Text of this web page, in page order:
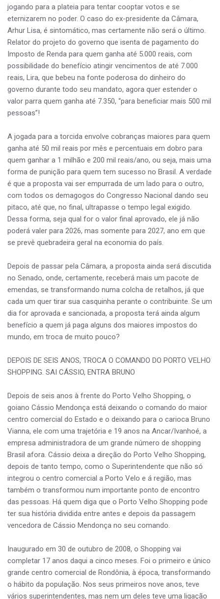
jogando para a plateia para tentar cooptar votos e se
eternizarem no poder. O caso do ex-presidente da Câmara,
Arhur Lisa, é sintomático, mas certamente não será o último.
Relator do projeto do governo que isenta de pagamento do
Imposto de Renda para quem ganha até 5.000 reais, com
possibilidade do benefício atingir vencimentos de até 7.000
reais, Lira, que bebeu na fonte poderosa do dinheiro do
governo durante todo seu mandato, agora quer estender o
valor parra quem ganha até 7.350, “para beneficiar mais 500 mil
pessoas”!
A jogada para a torcida envolve cobranças maiores para quem
ganha até 50 mil reais por mês e percentuais em dobro para
quem ganhar a 1 milhão e 200 mil reais/ano, ou seja, mais uma
forma de punição para quem tem sucesso no Brasil. A verdade
é que a proposta vai ser empurrada de um lado para o outro,
com todos os demagogos do Congresso Nacional dando seu
pitaco, até que, no final, ultrapasse o tempo legal exigido.
Dessa forma, seja qual for o valor final aprovado, ele já não
poderá valer para 2026, mas somente para 2027, ano em que
se prevê quebradeira geral na economia do país.
Depois de passar pela Câmara, a proposta ainda será discutida
no Senado, onde, certamente, receberá mais um pacote de
emendas, se transformando numa colcha de retalhos, já que
cada um quer tirar sua casquinha perante o contribuinte. Se um
dia for aprovada e sancionada, a proposta terá ainda algum
benefício a quem já paga alguns dos maiores impostos do
mundo, em troca de muito pouco?
DEPOIS DE SEIS ANOS, TROCA O COMANDO DO PORTO VELHO
SHOPPING. SAI CÁSSIO, ENTRA BRUNO
Depois de seis anos à frente do Porto Velho Shopping, o
goiano Cássio Mendonça está deixando o comando do maior
centro comercial do Estado e o deixando para o carioca Bruno
Vianna, ele com uma trajetória e 19 anos na Ancar/Ivanhoé, a
empresa administradora de um grande número de shopping
Brasil afora. Cássio deixa a direção do Porto Velho Shopping,
depois de tanto tempo, como o Superintendente que não só
integrou o centro comercial a Porto Velo e á região, mas
também o transformou num importante ponto de encontro
das pessoas. Há quem diga que o Porto Velho Shopping pode
ter sua história dividida entre antes e depois da passagem
vencedora de Cássio Mendonça no seu comando.
Inaugurado em 30 de outubro de 2008, o Shopping vai
completar 17 anos daqui a cinco meses. Foi o primeiro e único
grande centro comercial de Rondônia, à época, transformando
o hábito da população. Nos seus primeiros nove anos, teve
vários superintendentes, mas nem um deles teve uma ligação